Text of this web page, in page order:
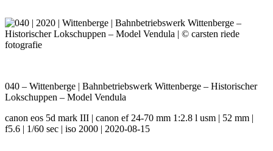
040 – Wittenberge | Bahnbetriebswerk Wittenberge – Historischer
Lokschuppen – Model Vendula
canon eos 5d mark III | canon ef 24-70 mm 1:2.8 l usm | 52 mm |
f5.6 | 1/60 sec | iso 2000 | 2020-08-15